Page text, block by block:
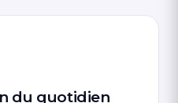
du quotidien